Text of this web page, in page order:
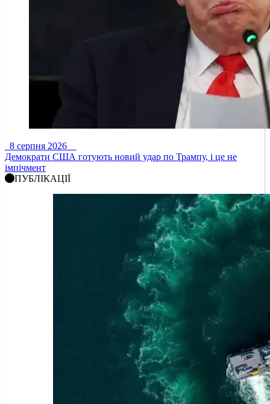
8 серпня 2026
Демократи США готують новий удар по Трампу, і це не
імпічмент
ПУБЛІКАЦІЇ